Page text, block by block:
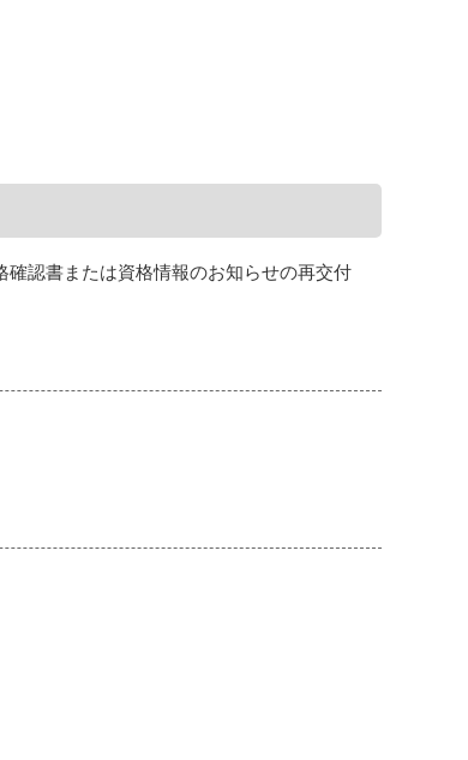
認書または資格情報のお知らせの再交付